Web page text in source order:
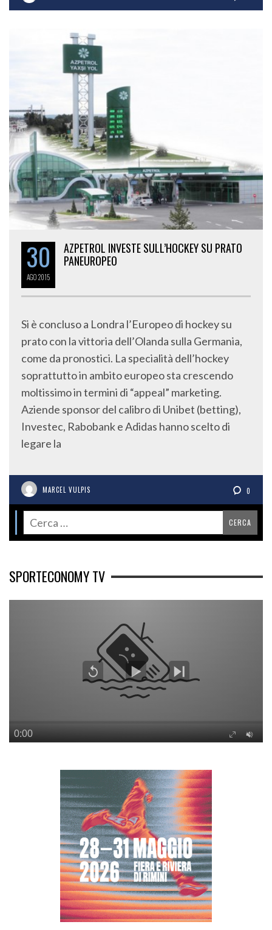
30
AGO2015
AZPETROL INVESTE SULL’HOCKEY SU PRATO
PANEUROPEO
Si è concluso a Londra l’Europeo di hockey su
prato con la vittoria dell’Olanda sulla Germania,
come da pronostici. La specialità dell’hockey
soprattutto in ambito europeo sta crescendo
moltissimo in termini di “appeal” marketing.
Aziende sponsor del calibro di Unibet (betting),
Investec, Rabobank e Adidas hanno scelto di
legare la
MARCEL VULPIS 0
SPORTECONOMY TV